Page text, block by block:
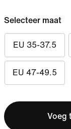
Selecteer maat
EU 35-37.5
EU 47-49.5
Voeg